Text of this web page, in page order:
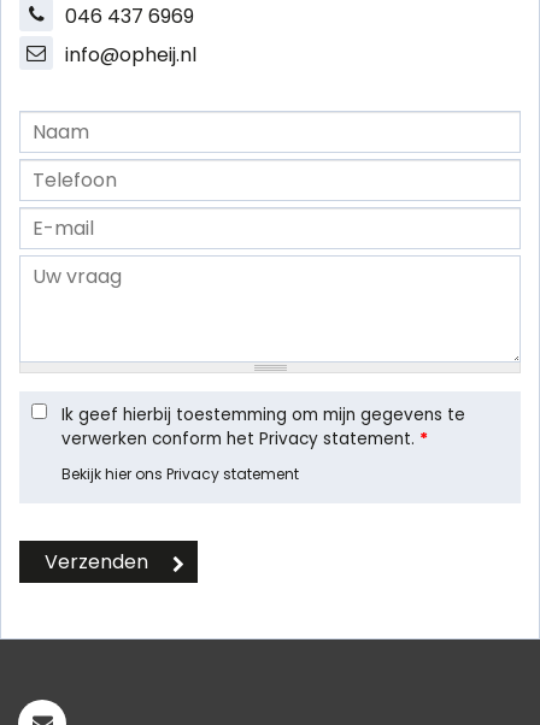
046 437 6969
info@opheij.nl
Ik geef hierbij toestemming om mijn gegevens te
verwerken conform het Privacy statement. *
Bekijk hier ons Privacy statement